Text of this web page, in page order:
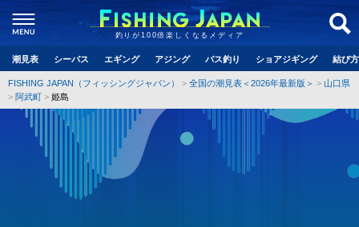
釣りが100倍楽しくなるメディア
潮見表 シーバス エギング アジング バス釣り ショアジギング 結び
FISHING JAPAN（フィッシングジャパン） 全国の潮見表＜2026年最新版＞
山口県
阿武町
姫島